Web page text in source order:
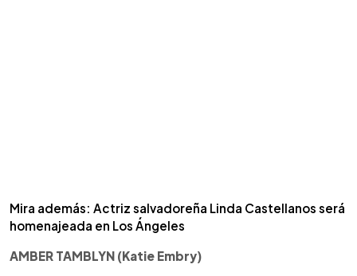
Mira además: Actriz salvadoreña Linda Castellanos será
homenajeada en Los Ángeles
AMBER TAMBLYN (Katie Embry)